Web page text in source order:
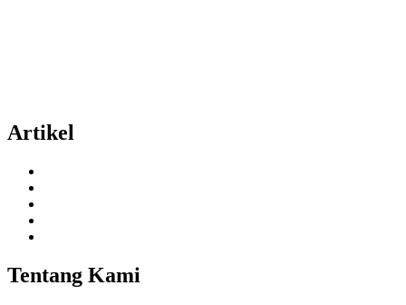
Artikel
Tentang Kami